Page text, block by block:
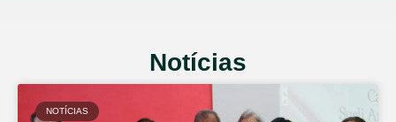
Notícias
NOTÍCIAS